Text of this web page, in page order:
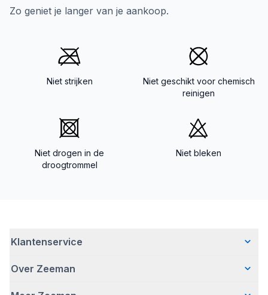
Zo geniet je langer van je aankoop.
Niet strijken
Niet geschikt voor chemisch
reinigen
Niet drogen in de
droogtrommel
Niet bleken
Klantenservice
Veelgestelde vragen
Over Zeeman